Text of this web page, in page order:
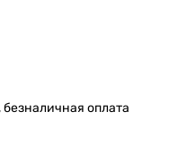
оплата